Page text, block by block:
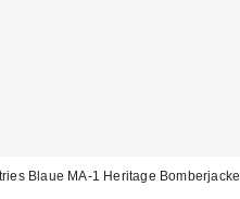
Blaue MA-1 Heritage Bomberjacke